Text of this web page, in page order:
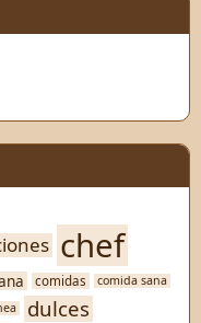
chef
comidas comida sana
dulces